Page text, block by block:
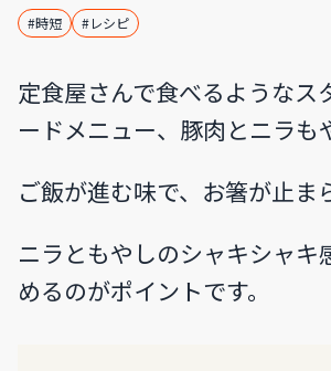
#時短 #レシピ
定食屋さんで食べるようなス
ードメニュー、豚肉とニラも
ご飯が進む味で、お箸が止ま
ニラともやしのシャキシャキ
めるのがポイントです。